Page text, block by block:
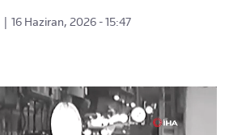
16 Haziran, 2026 - 15:47